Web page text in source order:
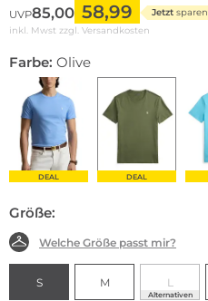
UVP85,00 58,99 Jetzt sparen
inkl. Mwst zzgl. Versandkosten
Farbe: Olive
DEAL DEAL
Größe:
Welche Größe passt mir?
S M L
Alternativen